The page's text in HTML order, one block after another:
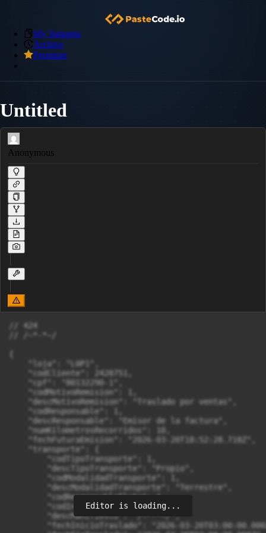
My Snippets
Archive
Premium
Untitled
Anonymous
// 424
// /~*-*~/
    "loja": "L0P1",
    "codCliente": 2428751,
    "cpf": "80132290-1",
    "codMotivoRemision": 1,
    "descMotivoRemision": "Traslado por ventas",
    "codResponsable": 1,
    "descResponsable": "Emisor de la factura",
    "numKilometrosRecorridos": 10,
    "fechFuturaEmision": "2026-03-20T18:52:28.718Z",
    "transporte": {
        "codTipoTransporte": 1,
        "descTipoTransporte": "Propio",
        "codModalidadTransporte": 1,
        "descModalidadTransporte": "Terrestre",
        "codResponsableFlete": 1,
        "codIncoterms": "CFR",
        "descManifiesto": "/~*-*~/",
"fechInicioTraslado": "2026-03-
Editor is loading...